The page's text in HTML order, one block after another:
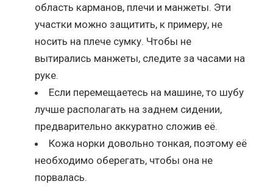
область карманов, плечи и манжеты. Эти
участки можно защитить, к примеру, не
носить на плече сумку. Чтобы не
вытирались манжеты, следите за часами на
руке.
Если перемещаетесь на машине, то шубу
лучше располагать на заднем сидении,
предварительно аккуратно сложив её.
Кожа норки довольно тонкая, поэтому её
необходимо оберегать, чтобы она не
порвалась.